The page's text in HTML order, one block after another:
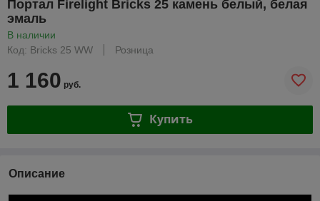
Портал Firelight Bricks 25 камень белый, белая
эмаль
В наличии
Код: Bricks 25 WW
Розница
1 160 руб.
Купить
Описание